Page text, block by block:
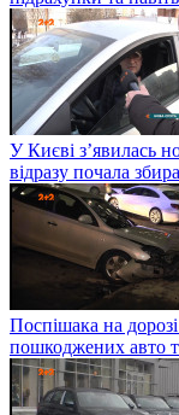
У Києві з’явилась
відразу почала
Поспішака на
пошкоджених авто